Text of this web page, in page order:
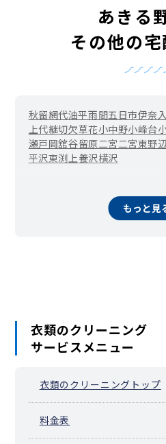
あきる
その他の
秋留網代油平雨間五日市伊奈
上代継切欠草花小中野小峰台
瀬戸岡舘谷留原二宮 二宮東野辺
平沢東渕上養沢横沢
もっと見
衣類のクリーニング
サービスメニュー
衣類のクリーニングトップ
料金表